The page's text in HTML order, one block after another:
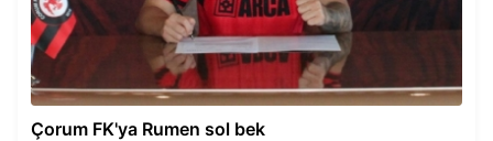
Çorum FK'ya Rumen sol bek